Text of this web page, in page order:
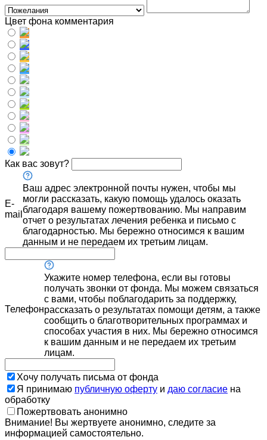
Цвет фона комментария
Как вас зовут?
E-
mail
Ваш адрес электронной почты нужен, чтобы мы
могли рассказать, какую помощь удалось оказать
благодаря вашему пожертвованию. Мы направим
отчет о результатах лечения ребенка и письмо с
благодарностью. Мы бережно относимся к вашим
данным и не передаем их третьим лицам.
Телефон
Укажите номер телефона, если вы готовы
получать звонки от фонда. Мы можем связаться
с вами, чтобы поблагодарить за поддержку,
рассказать о результатах помощи детям, а также
сообщить о благотворительных программах и
способах участия в них. Мы бережно относимся
к вашим данным и не передаем их третьим
лицам.
Хочу получать письма от фонда
Я принимаю публичную оферту и даю согласие на
обработку
Пожертвовать анонимно
Внимание! Вы жертвуете анонимно, следите за
информацией самостоятельно.